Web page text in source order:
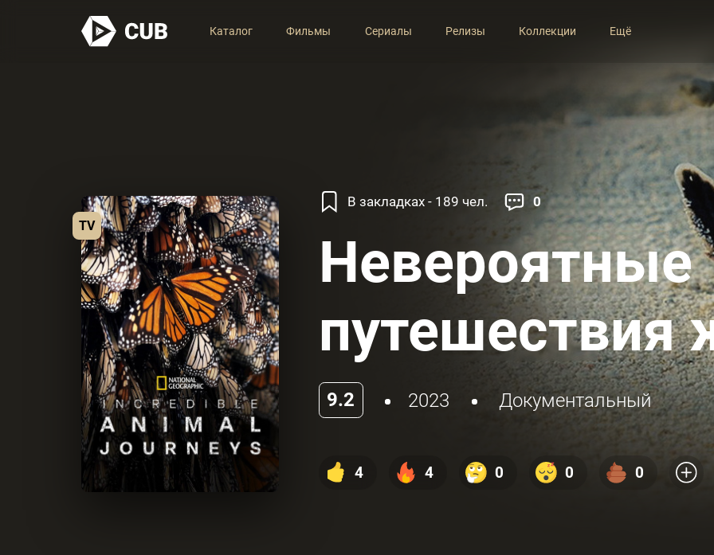
Каталог Фильмы Сериалы Релизы Коллекции Ещё
TV
В закладках - 189 чел. 0
Невероятные
путешествия
9.2 2023 Документальный
4 4 0 0 0